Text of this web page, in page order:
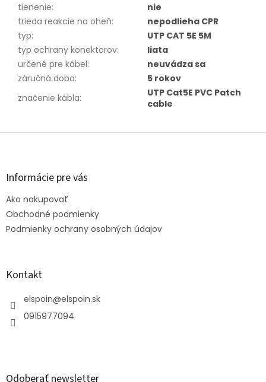
tienenie:
nie
trieda reakcie na oheň:
nepodlieha CPR
typ:
UTP CAT 5E 5M
typ ochrany konektorov:
liata
určené pre kábel:
neuvádza sa
záručná doba:
5 rokov
značenie kábla:
UTP Cat5E PVC Patch
cable
Z
Informácie pre vás
Ako nakupovať
Obchodné podmienky
Podmienky ochrany osobných údajov
Kontakt
elspoin@elspoin.sk
0915977094
Odoberať newsletter